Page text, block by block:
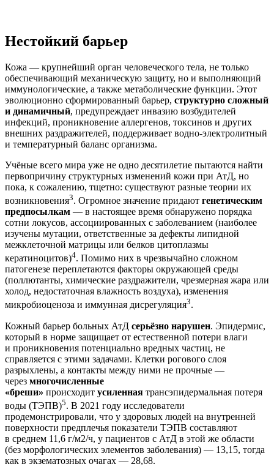
Нестойкий барьер
Кожа — крупнейший орган человеческого тела, не только
обеспечивающий механическую защиту, но и выполняющий
иммунологические, а также метаболические функции. Этот
эволюционно сформированный барьер, структурно сложный
и динамичный, предупреждает инвазию возбудителей
инфекций, проникновение аллергенов, токсинов и других
внешних раздражителей, поддерживает водно-электролитный
и температурный баланс организма.
Учёные всего мира уже не одно десятилетие пытаются найти
первопричину структурных изменений кожи при АтД, но
пока, к сожалению, тщетно: существуют разные теории их
возникновения3. Огромное значение придают генетическим
предпосылкам — в настоя­щее время обнаружено порядка
сотни локусов, ассоциированных с заболеванием (наиболее
изучены мутации, ответственные за дефекты липидной
межклеточной матрицы или белков цитоплазмы
кератиноцитов)4. Помимо них в чрезвычайно сложном
патогенезе переплетаются факторы окружающей среды
(поллютанты, химические раздражители, чрезмерная жара или
холод, недостаточная влажность воздуха), изменения
микробиоценоза и иммунная дисрегуляция3.
Кожный барьер больных АтД серь­ёзно нарушен. Эпидермис,
который в норме защищает от естественной потери влаги
и проникновения потенциально вредных частиц, не
справляется с этими задачами. Клетки рогового слоя
разрыхлены, а контакты между ними не прочные —
через многочисленные
«бреши» происходит усиленная трансэпидермальная потеря
воды (ТЭПВ)5. В 2021 году исследователи
продемонстрировали, что у здоровых людей на внутренней
поверхности предплечья показатели ТЭПВ составляют
в среднем 11,6 г/м2/ч, у пациентов с АтД в этой же области
(без морфологических элементов заболевания) — 13,15, тогда
как в экзематозных очагах — 28,68.